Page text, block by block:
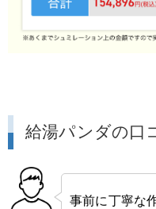
給湯パンダの口
事前に丁寧な